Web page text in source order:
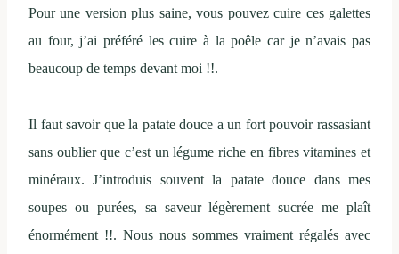
Pour une version plus saine, vous pouvez cuire ces galettes
au four, j’ai préféré les cuire à la poêle car je n’avais pas
beaucoup de temps devant moi !!.
Il faut savoir que la patate douce a un fort pouvoir rassasiant
sans oublier que c’est un légume riche en fibres vitamines et
minéraux. J’introduis souvent la patate douce dans mes
soupes ou purées, sa saveur légèrement sucrée me plaît
énormément !!. Nous nous sommes vraiment régalés avec